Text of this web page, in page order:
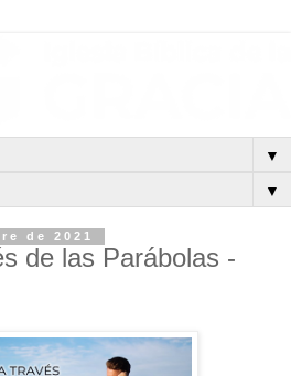
▼
▼
de 2021
de las Parábolas -